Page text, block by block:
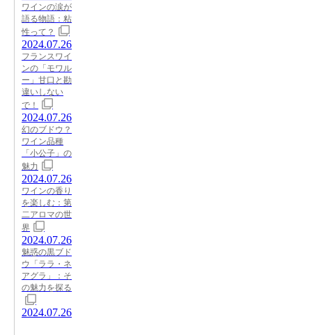
ワインの涙が
語る物語：粘
性って？
2024.07.26
フランスワイ
ンの「モワル
ー」甘口と勘
違いしない
で！
2024.07.26
幻のブドウ？
ワイン品種
「小公子」の
魅力
2024.07.26
ワインの香り
を楽しむ：第
二アロマの世
界
2024.07.26
魅惑の黒ブド
ウ「ララ・ネ
アグラ」：そ
の魅力を探る
2024.07.26